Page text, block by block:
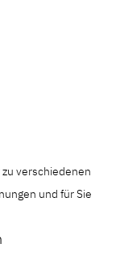
verschiedenen
und für Sie